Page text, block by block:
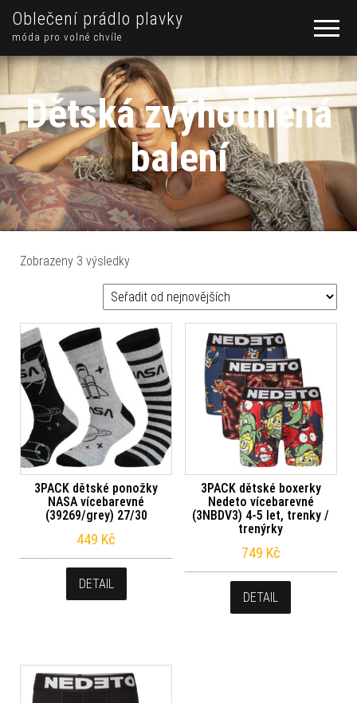
Oblečení prádlo plavky
móda pro volné chvíle
Dětská zvýhodněná
balení
Zobrazeny 3 výsledkySeřazeno od nejnovějších
3PACK dětské ponožky
NASA vícebarevné
(39269/grey) 27/30
449 Kč
DETAIL
3PACK dětské boxerky
Nedeto vícebarevné
(3NBDV3) 4-5 let, trenky /
trenýrky
749 Kč
DETAIL